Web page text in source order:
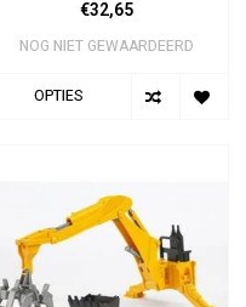
€32,65
NOG NIET GEWAARDEERD
OPTIES